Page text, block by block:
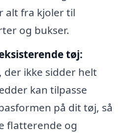
alt fra kjoler til
og bukser.
tøj:
der ikke sidder helt
kan tilpasse
på dit tøj, så
flatterende og